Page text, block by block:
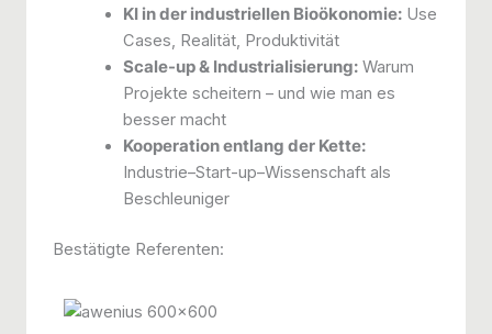
KI in der industriellen Bioökonomie:Use
Cases, Realität, Produktivität
Scale-up & Industrialisierung:Warum
Projekte scheitern – und wie man es
besser macht
Kooperation entlang der Kette:
Industrie–Start-up–Wissenschaft als
Beschleuniger
Bestätigte Referenten: